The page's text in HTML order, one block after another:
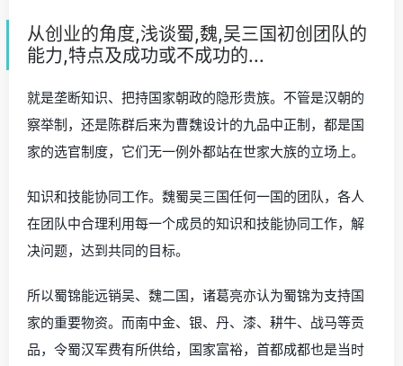
从创业的角度,浅谈蜀,魏,吴三国初创团队的
能力,特点及成功或不成功的...
就是垄断知识、把持国家朝政的隐形贵族。不管是汉朝的
察举制，还是陈群后来为曹魏设计的九品中正制，都是国
家的选官制度，它们无一例外都站在世家大族的立场上。
知识和技能协同工作。魏蜀吴三国任何一国的团队，各人
在团队中合理利用每一个成员的知识和技能协同工作，解
决问题，达到共同的目标。
所以蜀锦能远销吴、魏二国，诸葛亮亦认为蜀锦为支持国
家的重要物资。而南中金、银、丹、漆、耕牛、战马等贡
品，令蜀汉军费有所供给，国家富裕，首都成都也是当时